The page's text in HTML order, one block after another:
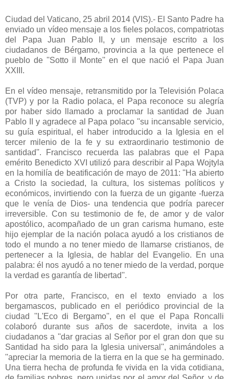
Ciudad del Vaticano, 25 abril 2014 (VIS).- El Santo Padre ha
enviado un vídeo mensaje a los fieles polacos, compatriotas
del Papa Juan Pablo II, y un mensaje escrito a los
ciudadanos de Bérgamo, provincia a la que pertenece el
pueblo de ''Sotto il Monte'' en el que nació el Papa Juan
XXIII.
En el vídeo mensaje, retransmitido por la Televisión Polaca
(TVP) y por la Radio polaca, el Papa reconoce su alegría
por haber sido llamado a proclamar la santidad de Juan
Pablo II y agradece al Papa polaco ''su incansable servicio,
su guía espiritual, el haber introducido a la Iglesia en el
tercer milenio de la fe y su extraordinario testimonio de
santidad''. Francisco recuerda las palabras que el Papa
emérito Benedicto XVI utilizó para describir al Papa Wojtyla
en la homilía de beatificación de mayo de 2011: ''Ha abierto
a Cristo la sociedad, la cultura, los sistemas políticos y
económicos, invirtiendo con la fuerza de un gigante -fuerza
que le venía de Dios- una tendencia que podría parecer
irreversible. Con su testimonio de fe, de amor y de valor
apostólico, acompañado de un gran carisma humano, este
hijo ejemplar de la nación polaca ayudó a los cristianos de
todo el mundo a no tener miedo de llamarse cristianos, de
pertenecer a la Iglesia, de hablar del Evangelio. En una
palabra: él nos ayudó a no tener miedo de la verdad, porque
la verdad es garantía de libertad''.
Por otra parte, Francisco, en el texto enviado a los
bergamascos, publicado en el periódico provincial de la
ciudad ''L'Eco di Bergamo'', en el que el Papa Roncalli
colaboró durante sus años de sacerdote, invita a los
ciudadanos a ''dar gracias al Señor por el gran don que su
Santidad ha sido para la Iglesia universal'', animándoles a
''apreciar la memoria de la tierra en la que se ha germinado.
Una tierra hecha de profunda fe vivida en la vida cotidiana,